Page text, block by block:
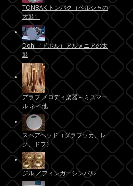
TONBAK トンバク（ペルシャの
太鼓）
Dohl（ドホル）アルメニアの太
鼓
アラブ メロディ楽器～ミズマー
ル ネイ他
スペアヘッド（ダラブッカ、レ
ク、ドフ）
ジル ／フィンガーシンバル